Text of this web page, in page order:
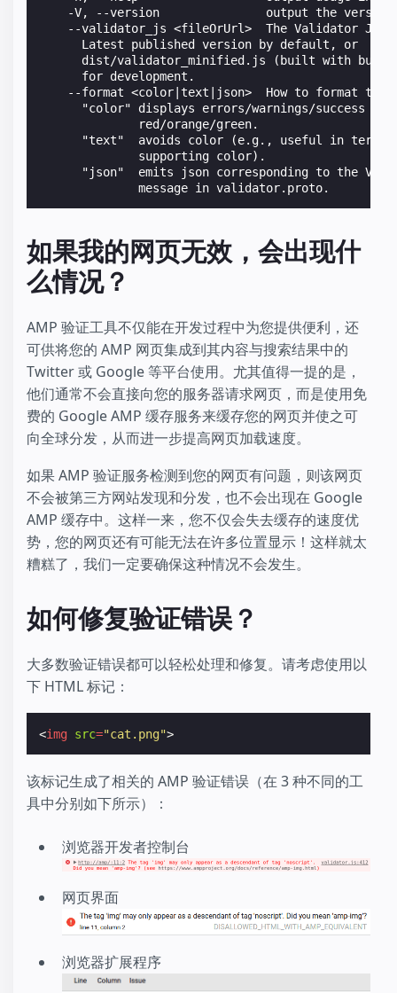
-V, --version               output the version
--validator_js <fileOrUrl>  The Validator
      Latest published version by default, or
dist/validator_minified.js (built with
      for development.
--format <color|text|json>  How to format the
      "color" displays errors/warnings/success in
              red/orange/green.
"text"  avoids color (e.g., useful in
              supporting color).
"json"  emits json corresponding to the
              message in validator.proto.
如果我的网页无效，会出现什
么情况？
AMP 验证工具不仅能在开发过程中为您提供便利，还
可供将您的 AMP 网页集成到其内容与搜索结果中的
Twitter 或 Google 等平台使用。尤其值得一提的是，
他们通常不会直接向您的服务器请求网页，而是使用免
费的 Google AMP 缓存服务来缓存您的网页并使之可
向全球分发，从而进一步提高网页加载速度。
如果 AMP 验证服务检测到您的网页有问题，则该网页
不会被第三方网站发现和分发，也不会出现在 Google
AMP 缓存中。这样一来，您不仅会失去缓存的速度优
势，您的网页还有可能无法在许多位置显示！这样就太
糟糕了，我们一定要确保这种情况不会发生。
如何修复验证错误？
大多数验证错误都可以轻松处理和修复。请考虑使用以
下 HTML 标记：
<img src="cat.png">
该标记生成了相关的 AMP 验证错误（在 3 种不同的工
具中分别如下所示）：
浏览器开发者控制台
网页界面
浏览器扩展程序